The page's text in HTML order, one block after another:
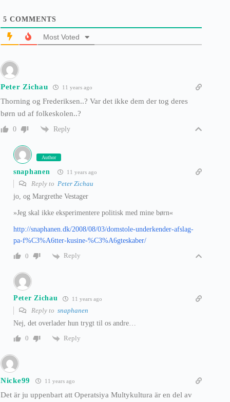
5 COMMENTS
Most Voted
Peter Zichau 11 years ago
Thorning og Frederiksen..? Var det ikke dem der tog deres
børn ud af folkeskolen..?
0 Reply
Author
snaphanen 11 years ago
Reply to Peter Zichau
jo, og Margrethe Vestager
»Jeg skal ikke eksperimentere politisk med mine børn«
http://snaphanen.dk/2008/08/03/domstole-underkender-afslag-
pa-f%C3%A6tter-kusine-%C3%A6gteskaber/
0
Reply
Peter Zichau 11 years ago
Reply to snaphanen
Nej, det overlader hun trygt til os andre…
0
Reply
Nicke99 11 years ago
Det är ju uppenbart att Operatsiya Multykultura är en del av